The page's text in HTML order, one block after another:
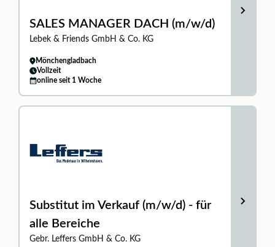
SALES MANAGER DACH (m/w/d)
Lebek & Friends GmbH & Co. KG
Mönchengladbach
Vollzeit
online seit 1 Woche
Substitut im Verkauf (m/w/d) - für
alle Bereiche
Gebr. Leffers GmbH & Co. KG